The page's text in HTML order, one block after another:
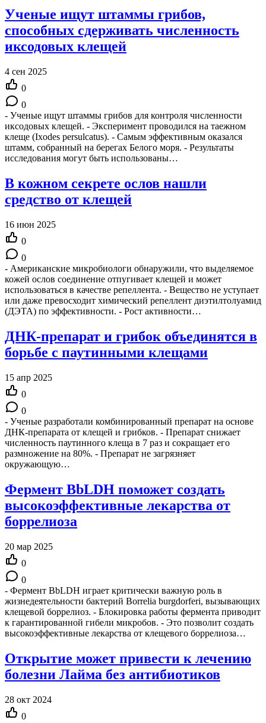
Ученые ищут штаммы грибов,
способных сдерживать численность
иксодовых клещей
4 сен 2025
0
0
- Ученые ищут штаммы грибов для контроля численности
иксодовых клещей. - Эксперимент проводился на таежном
клеще (Ixodes persulcatus). - Самым эффективным оказался
штамм, собранный на берегах Белого моря. - Результаты
исследования могут быть использованы…
В кожном секрете ослов нашли
средство от клещей
16 июн 2025
0
0
- Американские микробиологи обнаружили, что выделяемое
кожей ослов соединение отпугивает клещей и может
использоваться в качестве репеллента. - Вещество не уступает
или даже превосходит химический репеллент диэтилтолуамид
(ДЭТА) по эффективности. - Рост активности…
ДНК-препарат и грибок объединятся в
борьбе с паутинными клещами
15 апр 2025
0
0
- Ученые разработали комбинированный препарат на основе
ДНК-препарата от клещей и грибков. - Препарат снижает
численность паутинного клеща в 7 раз и сокращает его
размножение на 80%. - Препарат не загрязняет
окружающую…
Фермент BbLDH поможет создать
высокоэффективные лекарства от
боррелиоза
20 мар 2025
0
0
- Фермент BbLDH играет критически важную роль в
жизнедеятельности бактерий Borrelia burgdorferi, вызывающих
клещевой боррелиоз. - Блокировка работы фермента приводит
к гарантированной гибели микробов. - Это позволит создать
высокоэффективные лекарства от клещевого боррелиоза…
Открытие может привести к лечению
болезни Лайма без антибиотиков
28 окт 2024
0